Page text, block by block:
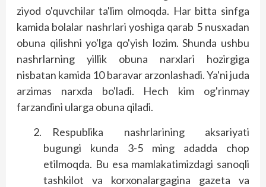
ziyod o'quvchilar ta'lim olmoqda. Har bitta sinfga
kamida bolalar nashrlari yoshiga qarab 5 nusxadan
obuna qilishni yo'lga qo'yish lozim. Shunda ushbu
nashrlarning yillik obuna narxlari hozirgiga
nisbatan kamida 10 baravar arzonlashadi. Ya'ni juda
arzimas narxda bo'ladi. Hech kim og'rinmay
farzandini ularga obuna qiladi.
Respublika nashrlarining aksariyati
bugungi kunda 3-5 ming adadda chop
etilmoqda. Bu esa mamlakatimizdagi sanoqli
tashkilot va korxonalargagina gazeta va